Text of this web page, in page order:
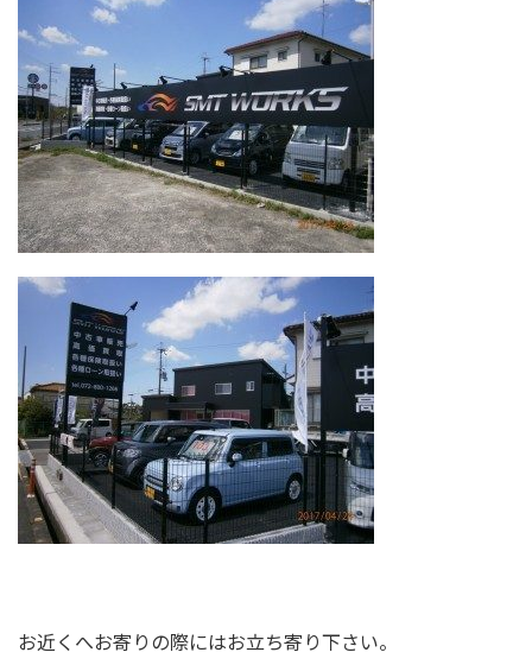
お近くへお寄りの際にはお立ち寄り下さい。